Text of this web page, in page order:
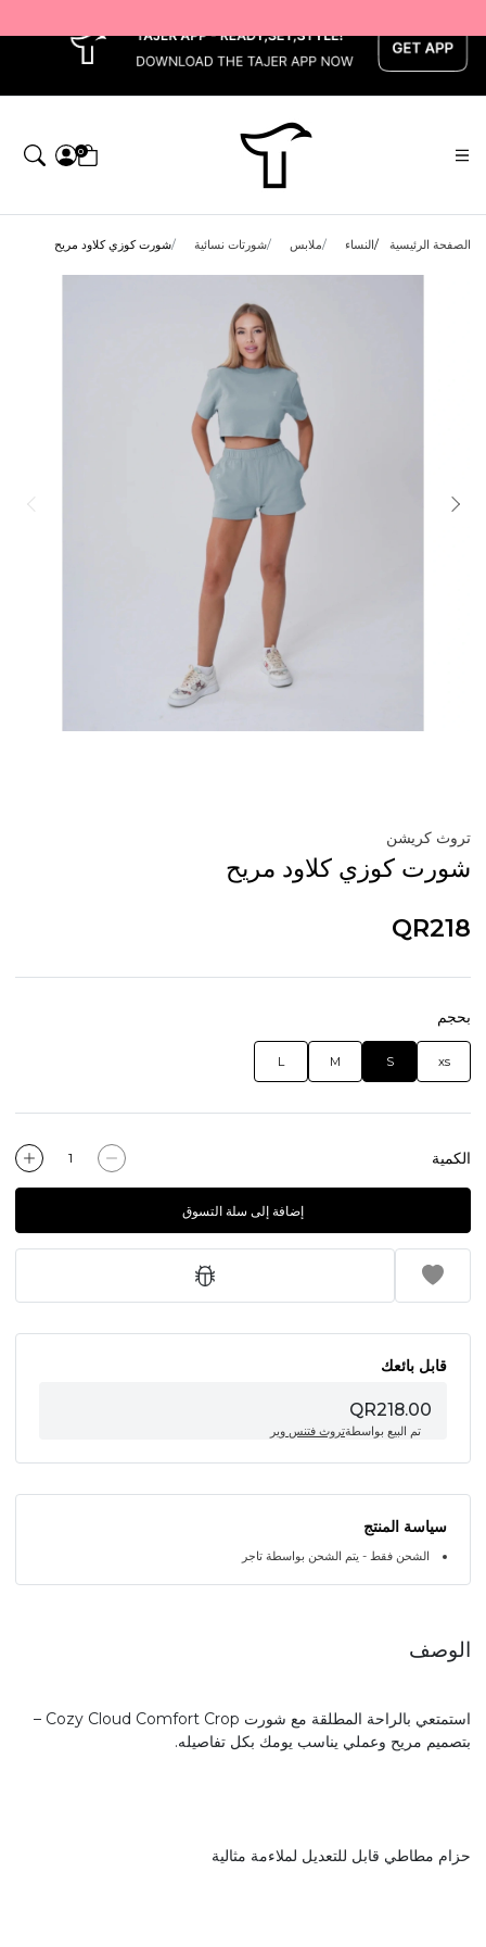
0
الصفحة الرئيسية النساء ملابس شورتات نسائية شورت كوزي كلاود مريح
تروث كريشن
شورت كوزي كلاود مريح
QR218
بحجم
xs
S
M
L
الكمية
إضافة إلى سلة التسوق
قابل بائعك
QR218.00
تم البيع بواسطةتروث فتنس وير
سياسة المنتج
الشحن فقط - يتم الشحن بواسطة تاجر
الوصف
استمتعي بالراحة المطلقة مع شورت Cozy Cloud Comfort Crop –
بتصميم مريح وعملي يناسب يومك بكل تفاصيله.
حزام مطاطي قابل للتعديل لملاءمة مثالية